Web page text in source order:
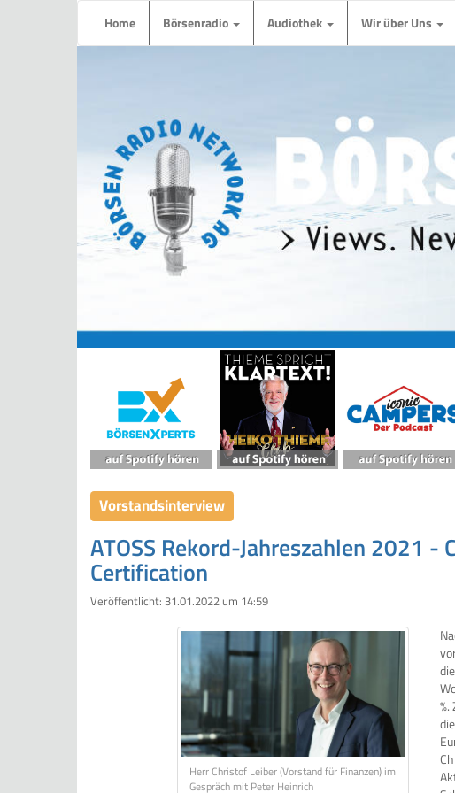
Home Börsenradio Audiothek Wir über Uns
Vorstandsinterview
ATOSS Rekord-Jahreszahlen 2021
Certification
Veröffentlicht: 31.01.2022 um 14:59
Herr Christof Leiber (Vorstand für Finanzen) im
Gespräch mit Peter Heinrich